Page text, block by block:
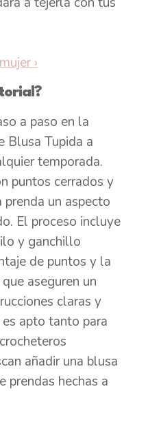
›
a paso en la
Blusa Tupida a
temporada.
puntos cerrados y
un aspecto
El proceso incluye
y ganchillo
de puntos y la
aseguren un
claras y
apto tanto para
añadir una blusa
prendas hechas a